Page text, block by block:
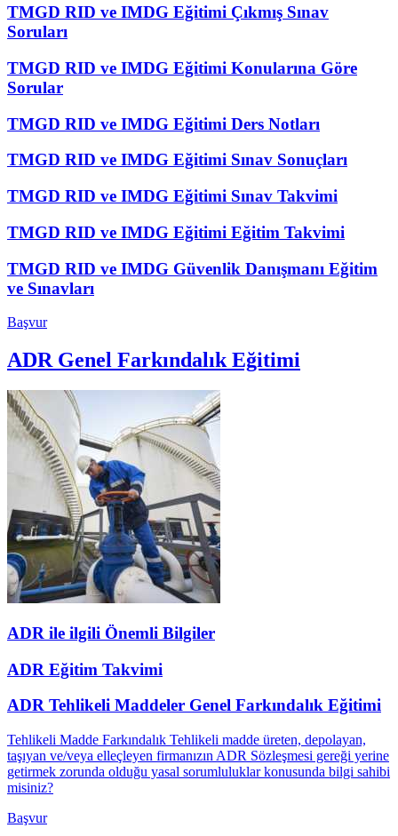
TMGD RID ve IMDG Eğitimi Çıkmış Sınav
Soruları
TMGD RID ve IMDG Eğitimi Konularına Göre
Sorular
TMGD RID ve IMDG Eğitimi Ders Notları
TMGD RID ve IMDG Eğitimi Sınav Sonuçları
TMGD RID ve IMDG Eğitimi Sınav Takvimi
TMGD RID ve IMDG Eğitimi Eğitim Takvimi
TMGD RID ve IMDG Güvenlik Danışmanı Eğitim
ve Sınavları
Başvur
ADR Genel Farkındalık Eğitimi
ADR ile ilgili Önemli Bilgiler
ADR Eğitim Takvimi
ADR Tehlikeli Maddeler Genel Farkındalık Eğitimi
Tehlikeli Madde Farkındalık Tehlikeli madde üreten, depolayan,
taşıyan ve/veya elleçleyen firmanızın ADR Sözleşmesi gereği yerine
getirmek zorunda olduğu yasal sorumluluklar konusunda bilgi sahibi
misiniz?
Başvur